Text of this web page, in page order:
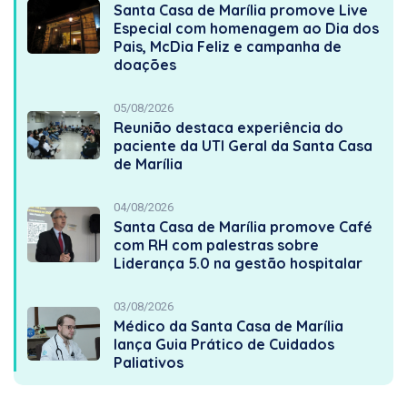
Santa Casa de Marília promove Live
Especial com homenagem ao Dia dos
Pais, McDia Feliz e campanha de
doações
05/08/2026
Reunião destaca experiência do
paciente da UTI Geral da Santa Casa
de Marília
04/08/2026
Santa Casa de Marília promove Café
com RH com palestras sobre
Liderança 5.0 na gestão hospitalar
03/08/2026
Médico da Santa Casa de Marília
lança Guia Prático de Cuidados
Paliativos